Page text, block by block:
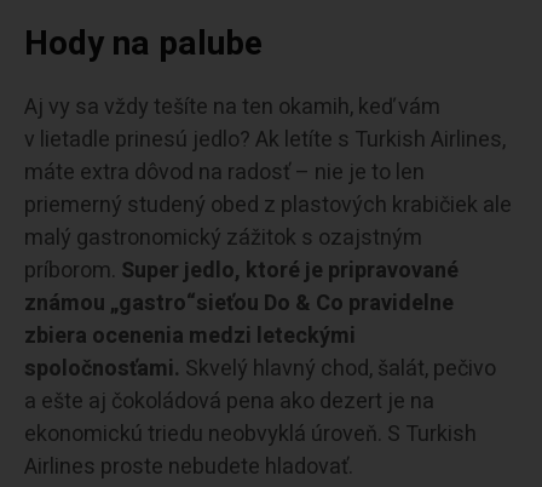
Hody na palube
Aj vy sa vždy tešíte na ten okamih, keď vám
v lietadle prinesú jedlo? Ak letíte s Turkish Airlines,
máte extra dôvod na radosť – nie je to len
priemerný studený obed z plastových krabičiek ale
malý gastronomický zážitok s ozajstným
príborom. Super jedlo, ktoré je pripravované
známou „gastro“sieťou Do & Co pravidelne
zbiera ocenenia medzi leteckými
spoločnosťami. Skvelý hlavný chod, šalát, pečivo
a ešte aj čokoládová pena ako dezert je na
ekonomickú triedu neobvyklá úroveň. S Turkish
Airlines proste nebudete hladovať.